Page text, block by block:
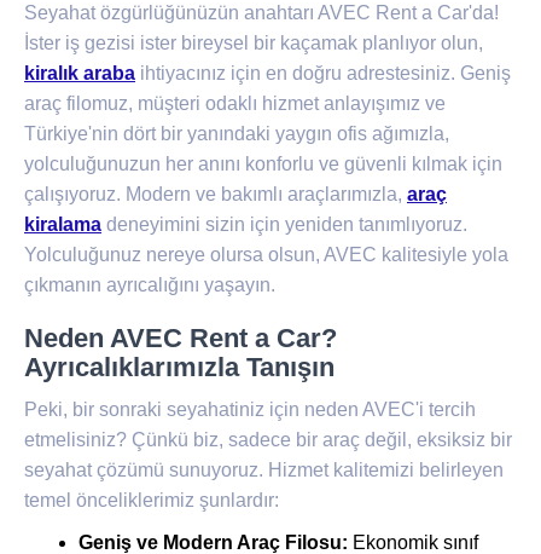
Seyahat özgürlüğünüzün anahtarı AVEC Rent a Car'da!
İster iş gezisi ister bireysel bir kaçamak planlıyor olun,
kiralık araba ihtiyacınız için en doğru adrestesiniz. Geniş
araç filomuz, müşteri odaklı hizmet anlayışımız ve
Türkiye'nin dört bir yanındaki yaygın ofis ağımızla,
yolculuğunuzun her anını konforlu ve güvenli kılmak için
çalışıyoruz. Modern ve bakımlı araçlarımızla, araç
kiralama deneyimini sizin için yeniden tanımlıyoruz.
Yolculuğunuz nereye olursa olsun, AVEC kalitesiyle yola
çıkmanın ayrıcalığını yaşayın.
Neden AVEC Rent a Car?
Ayrıcalıklarımızla Tanışın
Peki, bir sonraki seyahatiniz için neden AVEC'i tercih
etmelisiniz? Çünkü biz, sadece bir araç değil, eksiksiz bir
seyahat çözümü sunuyoruz. Hizmet kalitemizi belirleyen
temel önceliklerimiz şunlardır:
Geniş ve Modern Araç Filosu: Ekonomik sınıf